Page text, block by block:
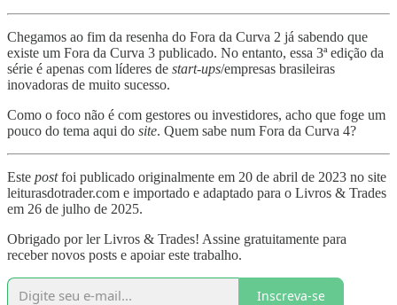
Chegamos ao fim da resenha do Fora da Curva 2 já sabendo que
existe um Fora da Curva 3 publicado. No entanto, essa 3ª edição da
série é apenas com líderes de start-ups/empresas brasileiras
inovadoras de muito sucesso.
Como o foco não é com gestores ou investidores, acho que foge um
pouco do tema aqui do site. Quem sabe num Fora da Curva 4?
Este postfoi publicado originalmente em 20 de abril de 2023 no site
leiturasdotrader.com e importado e adaptado para o Livros & Trades
em 26 de julho de 2025.
Obrigado por ler Livros & Trades! Assine gratuitamente para
receber novos posts e apoiar este trabalho.
Inscreva-se